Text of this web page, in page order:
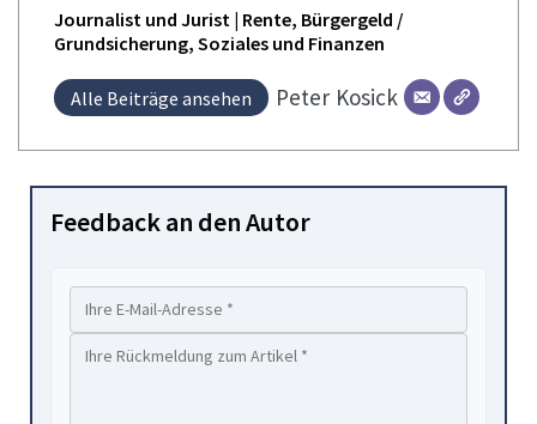
Journalist und Jurist | Rente, Bürgergeld /
Grundsicherung, Soziales und Finanzen
Alle Beiträge ansehen Peter Kosick
Feedback an den Autor